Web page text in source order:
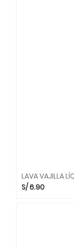
LAVA VAJILLA
S/6.90